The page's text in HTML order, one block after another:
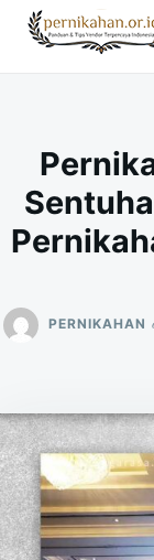
SkipSearch
for:
PERNIKAHAN